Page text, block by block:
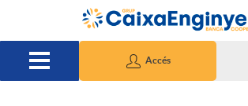
Salta al contingut principal
Accés